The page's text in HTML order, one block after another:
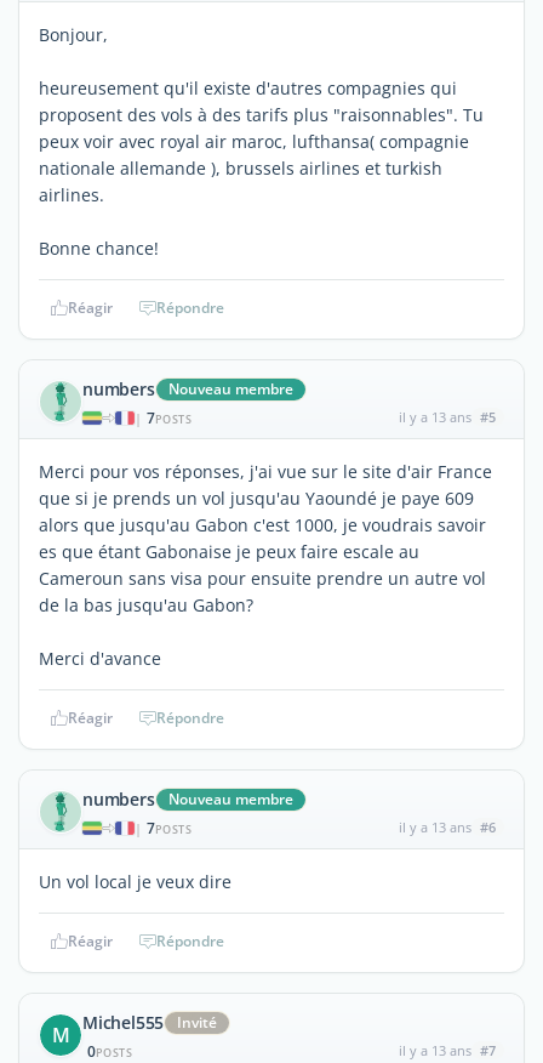
Bonjour,
heureusement qu'il existe d'autres compagnies qui
proposent des vols à des tarifs plus "raisonnables". Tu
peux voir avec royal air maroc, lufthansa( compagnie
nationale allemande ), brussels airlines et turkish
airlines.
Bonne chance!
Réagir Répondre
numbers Nouveau membre
| 7POSTS il y a 13 ans #5
Merci pour vos réponses, j'ai vue sur le site d'air France
que si je prends un vol jusqu'au Yaoundé je paye 609
alors que jusqu'au Gabon c'est 1000, je voudrais savoir
es que étant Gabonaise je peux faire escale au
Cameroun sans visa pour ensuite prendre un autre vol
de la bas jusqu'au Gabon?
Merci d'avance
Réagir Répondre
numbers Nouveau membre
| 7POSTS il y a 13 ans #6
Un vol local je veux dire
Réagir Répondre
M Michel555
Invité
0POSTS il y a 13 ans #7